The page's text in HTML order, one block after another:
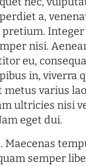
a,
nisi.
eu,
in, viverra
metus varius
ultricies nisi
eget dui.
Maecenas
semper